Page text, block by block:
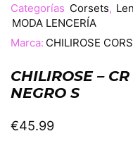
Categorías Corsets,
MODA LENCERÍA
Marca: CHILIROSE
CHILIROSE –
NEGRO S
€45.99